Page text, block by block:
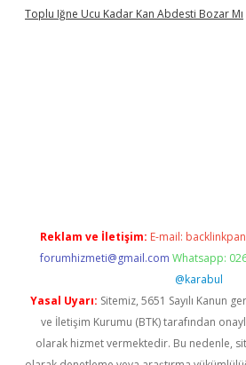
Toplu Iğne Ucu Kadar Kan Abdesti Bozar Mı
Reklam ve İletişim: E-mail:
forumhizmeti@gmail.com Whatsapp:
@karabul
Yasal Uyarı: Sitemiz, 5651 Sayılı Kanun
ve İletişim Kurumu (BTK) tarafından
olarak hizmet vermektedir. Bu nedenle,